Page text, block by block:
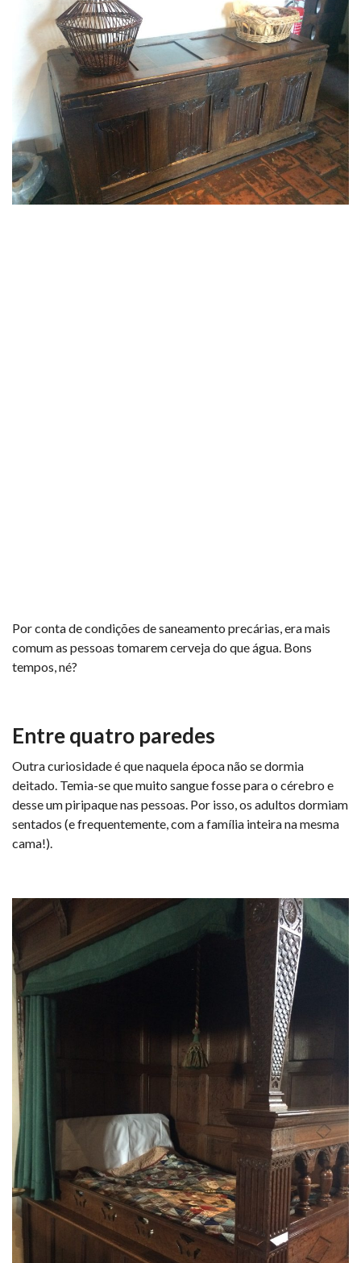
Por conta de condições de saneamento precárias, era mais
comum as pessoas tomarem cerveja do que água. Bons
tempos, né?
Entre quatro paredes
Outra curiosidade é que naquela época não se dormia
deitado. Temia-se que muito sangue fosse para o cérebro e
desse um piripaque nas pessoas. Por isso, os adultos dormiam
sentados (e frequentemente, com a família inteira na mesma
cama!).